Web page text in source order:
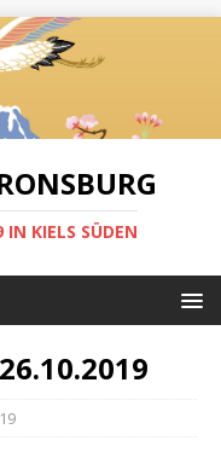
IN KIELS SÜDEN